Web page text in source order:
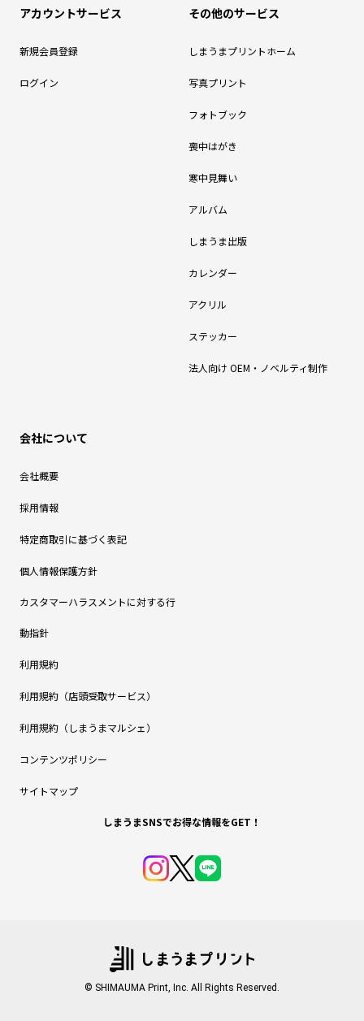
アカウントサービス
新規会員登録
ログイン
その他のサービス
しまうまプリントホーム
写真プリント
フォトブック
喪中はがき
寒中見舞い
アルバム
しまうま出版
カレンダー
アクリル
ステッカー
法人向け OEM・ノベルティ制作
会社について
会社概要
採用情報
特定商取引に基づく表記
個人情報保護方針
カスタマーハラスメントに対する行
動指針
利用規約
利用規約（店頭受取サービス）
利用規約（しまうまマルシェ）
コンテンツポリシー
サイトマップ
しまうまSNSでお得な情報をGET！
© SHIMAUMA Print, Inc. All Rights Reserved.